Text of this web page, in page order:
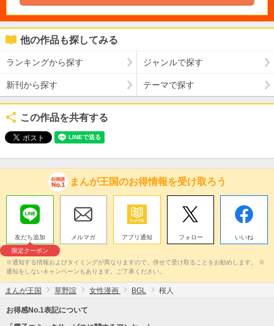
他の作品も探してみる
ランキングから探す ジャンルで探す
新刊から探す テーマで探す
この作品を共有する
まんが王国のお得情報を受け取ろう
友だち追加
限定クーポン
メルマガ アプリ通知 フォロー いいね
※通知する情報およびタイミングが異なりますので、併せて受け取ることをお勧めします。 ※
通知をしないキャンペーンもあります。ご了承ください。
まんが王国 草野誼 女性漫画 BGL 桜人
お得感No.1表記について